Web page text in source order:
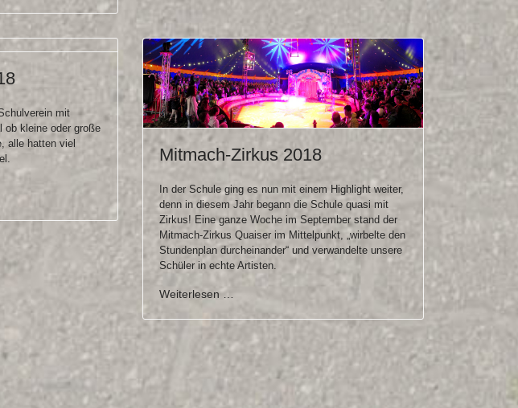
mit
ob kleine oder große
alle hatten viel
Mitmach-Zirkus 2018
In der Schule ging es nun mit einem Highlight weiter,
denn in diesem Jahr begann die Schule quasi mit
Zirkus! Eine ganze Woche im September stand der
Mitmach-Zirkus Quaiser im Mittelpunkt, „wirbelte den
Stundenplan durcheinander“ und verwandelte unsere
Schüler in echte Artisten.
Weiterlesen …